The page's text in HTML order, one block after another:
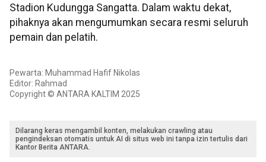
Stadion Kudungga Sangatta. Dalam waktu dekat,
pihaknya akan mengumumkan secara resmi seluruh
pemain dan pelatih.
Pewarta: Muhammad Hafif Nikolas
Editor: Rahmad
Copyright © ANTARA KALTIM 2025
Dilarang keras mengambil konten, melakukan crawling atau
pengindeksan otomatis untuk AI di situs web ini tanpa izin tertulis dari
Kantor Berita ANTARA.